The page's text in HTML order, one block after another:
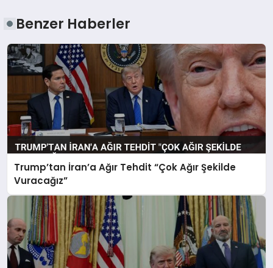
Benzer Haberler
Trump’tan İran’a Ağır Tehdit “Çok Ağır Şekilde
Vuracağız”